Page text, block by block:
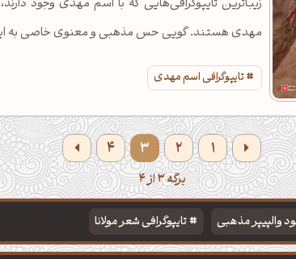
زیباترین تایپوگرافی‌هایی که با اسم مهدی وجود
مهدی هستند. گویی حس مذهبی و معنوی خاصی به این
تایپوگرافی اسم مهدی
1
2
3
4
برگه 3 از 4
والپیپر مذهبی تایپوگرافی شعر مولانا